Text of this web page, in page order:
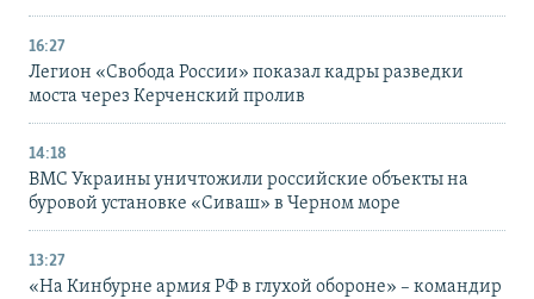
16:27
Легион «Свобода России» показал кадры разведки
моста через Керченский пролив
14:18
ВМС Украины уничтожили российские объекты на
буровой установке «Сиваш» в Черном море
13:27
«На Кинбурне армия РФ в глухой обороне» – командир